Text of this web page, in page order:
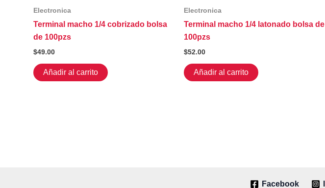
Electronica
Terminal macho 1/4 cobrizado bolsa
de 100pzs
$49.00
Añadir al carrito
Electronica
Terminal macho 1/4 latonado bolsa de
100pzs
$52.00
Añadir al carrito
Facebook